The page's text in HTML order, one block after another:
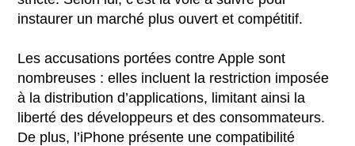
instaurer un marché plus ouvert et compétitif.
Les accusations portées contre Apple sont
nombreuses : elles incluent la restriction imposée
à la distribution d’applications, limitant ainsi la
liberté des développeurs et des consommateurs.
De plus, l’iPhone présente une compatibilité